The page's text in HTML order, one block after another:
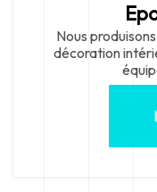
Nous
décoration